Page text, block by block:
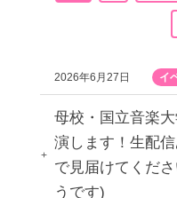
2026年6月27日 イ
母校・国立音楽
演します！生配
で見届けてくだ
うです)